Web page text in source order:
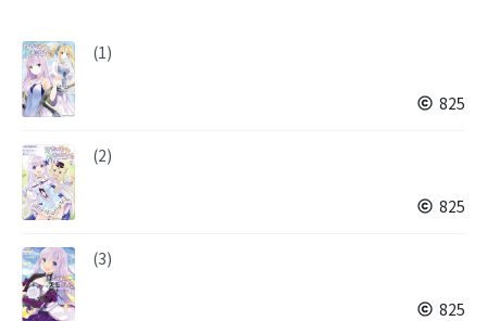
(1)
825
(2)
825
(3)
825